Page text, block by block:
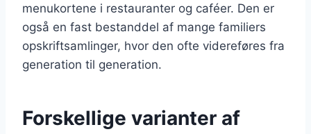
menukortene i restauranter og caféer. Den er
også en fast bestanddel af mange familiers
opskriftsamlinger, hvor den ofte videreføres fra
generation til generation.
Forskellige varianter af